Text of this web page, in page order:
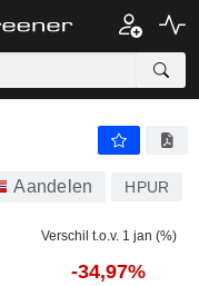
Aandelen HPUR
Verschil t.o.v. 1 jan (%)
-34,97%